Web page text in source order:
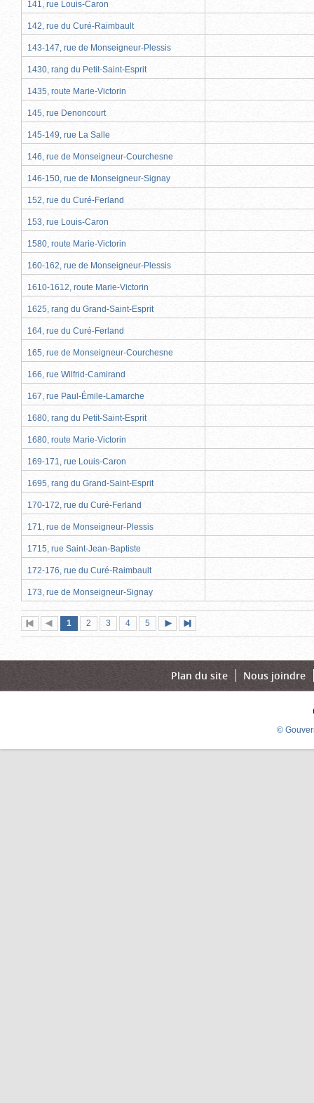
141, rue Louis-Caron
142, rue du Curé-Raimbault
143-147, rue de Monseigneur-Plessis
1430, rang du Petit-Saint-Esprit
1435, route Marie-Victorin
145, rue Denoncourt
145-149, rue La Salle
146, rue de Monseigneur-Courchesne
146-150, rue de Monseigneur-Signay
152, rue du Curé-Ferland
153, rue Louis-Caron
1580, route Marie-Victorin
160-162, rue de Monseigneur-Plessis
1610-1612, route Marie-Victorin
1625, rang du Grand-Saint-Esprit
164, rue du Curé-Ferland
165, rue de Monseigneur-Courchesne
166, rue Wilfrid-Camirand
167, rue Paul-Émile-Lamarche
1680, rang du Petit-Saint-Esprit
1680, route Marie-Victorin
169-171, rue Louis-Caron
1695, rang du Grand-Saint-Esprit
170-172, rue du Curé-Ferland
171, rue de Monseigneur-Plessis
1715, rue Saint-Jean-Baptiste
172-176, rue du Curé-Raimbault
173, rue de Monseigneur-Signay
Première
page
Page
précédente
Page
1 (page
actuelle)
Page
2 Page
3 Page
4 Page
5
suivante
page
Plan du site Nous joindre
©